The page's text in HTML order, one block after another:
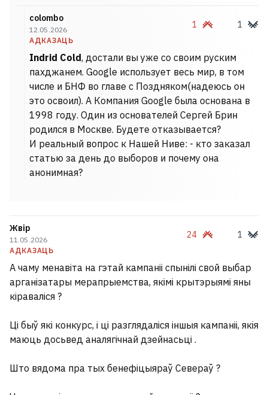
colombo
12.05.2026
АДКАЗАЦЬ
1 1
Indrid Cold, достали вы уже со своим руским
пахджанем. Google использует весь мир, в том
числе и БНФ во главе с Поздняком(надеюсь он
это освоил). А Компания Google была основана в
1998 году. Один из основателей Сергей Брин
родился в Москве. Будете отказывается?
И реальный вопрос к Нашей Ниве: - кто заказал
статью за день до выборов и почему она
анонимная?
Жвір
11.05.2026
АДКАЗАЦЬ
24 1
А чаму менавіта на гэтай кампаніі спынілі свой выбар
арганізатары мерапрыемства, якімі крытэрыямі яны
кіраваліся ?
Ці быў які конкурс, і ці разглядаліся іншыя кампаніі, якія
маюць досьвед аналягічнай дзейнасьці .
Што вядома пра тых бенефіцыяраў Севераў ?